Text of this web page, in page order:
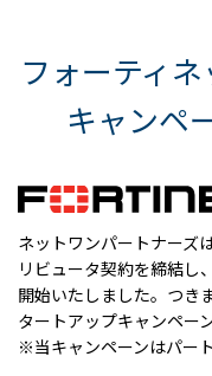
フォーティ
キャンペ
ネットワンパートナーズ
リビュータ契約を締結し
開始いたしました。つき
タートアップキャンペー
※当キャンペーンはパー